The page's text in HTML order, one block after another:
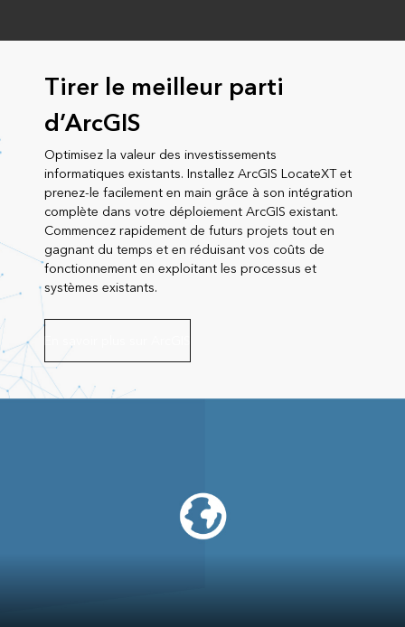
Tirer le meilleur parti
d’ArcGIS
Optimisez la valeur des investissements
informatiques existants. Installez ArcGIS LocateXT et
prenez-le facilement en main grâce à son intégration
complète dans votre déploiement ArcGIS existant.
Commencez rapidement de futurs projets tout en
gagnant du temps et en réduisant vos coûts de
fonctionnement en exploitant les processus et
systèmes existants.
En savoir plus sur ArcGIS